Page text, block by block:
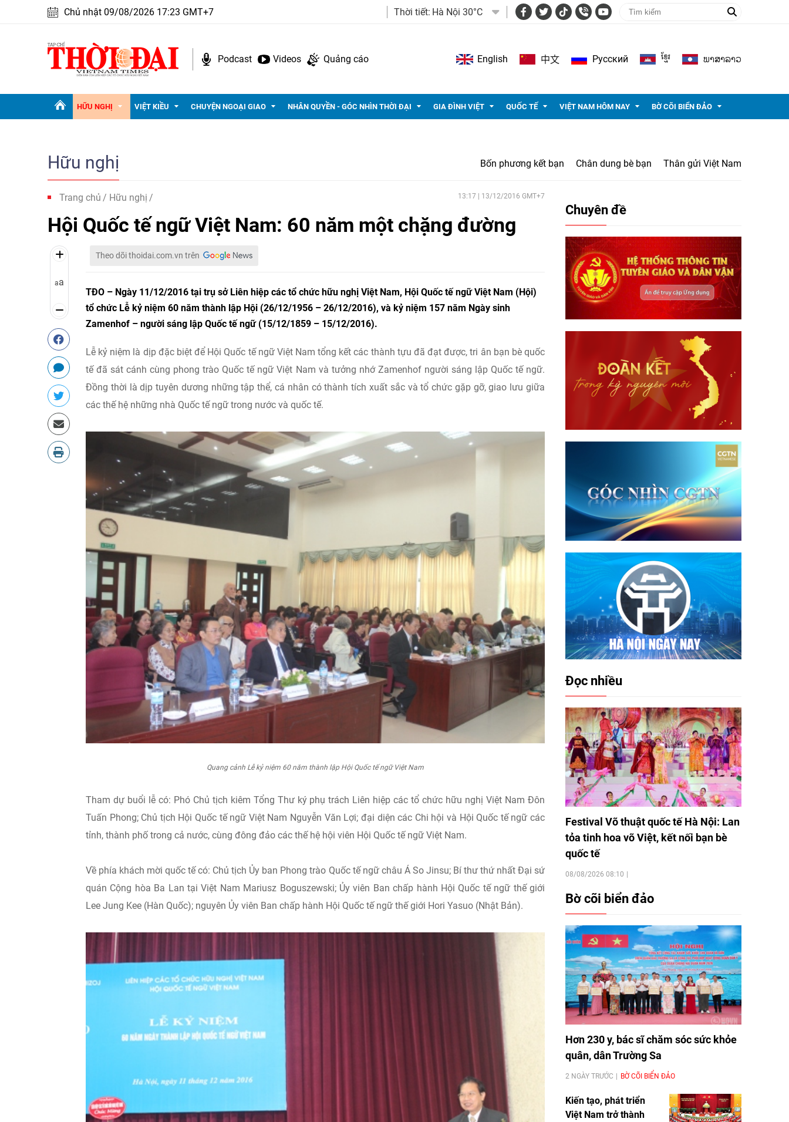
Chủ nhật 09/08/2026 17:23 GMT+7 Thời tiết: Hà Nội 30°C
Podcast Videos Quảng cáo English 中文 Pусский ខ្មែរ ພາ​ສາ​ລາວ
HỮU NGHỊ VIỆT KIỀU CHUYỆN NGOẠI GIAO NHÂN QUYỀN - GÓC NHÌN THỜI ĐẠI GIA ĐÌNH VIỆT QUỐC TẾ VIỆT NAM HÔM NAY BỜ CÕI BIỂN ĐẢO
Hữu nghị Bốn phương kết bạn Chân dung bè bạn Thân gửi Việt Nam
Trang chủ Hữu nghị 13:17 | 13/12/2016 GMT+7
Hội Quốc tế ngữ Việt Nam: 60 năm một chặng đường
aa
Theo dõi thoidai.com.vn trên
TĐO – Ngày 11/12/2016 tại trụ sở Liên hiệp các tổ chức hữu nghị Việt Nam, Hội Quốc tế ngữ Việt Nam (Hội)
tổ chức Lễ kỷ niệm 60 năm thành lập Hội (26/12/1956 – 26/12/2016), và kỷ niệm 157 năm Ngày sinh
Zamenhof – người sáng lập Quốc tế ngữ (15/12/1859 – 15/12/2016).
Lễ kỷ niệm là dịp đặc biệt để Hội Quốc tế ngữ Việt Nam tổng kết các thành tựu đã đạt được, tri ân bạn bè quốc
tế đã sát cánh cùng phong trào Quốc tế ngữ Việt Nam và tưởng nhớ Zamenhof người sáng lập Quốc tế ngữ.
Đồng thời là dịp tuyên dương những tập thể, cá nhân có thành tích xuất sắc và tổ chức gặp gỡ, giao lưu giữa
các thế hệ những nhà Quốc tế ngữ trong nước và quốc tế.
Quang cảnh Lễ kỷ niệm 60 năm thành lập Hội Quốc tế ngữ Việt Nam
Tham dự buổi lễ có: Phó Chủ tịch kiêm Tổng Thư ký phụ trách Liên hiệp các tổ chức hữu nghị Việt Nam Đôn
Tuấn Phong; Chủ tịch Hội Quốc tế ngữ Việt Nam Nguyễn Văn Lợi; đại diện các Chi hội và Hội Quốc tế ngữ các
tỉnh, thành phố trong cả nước, cùng đông đảo các thế hệ hội viên Hội Quốc tế ngữ Việt Nam.
Về phía khách mời quốc tế có: Chủ tịch Ủy ban Phong trào Quốc tế ngữ châu Á So Jinsu; Bí thư thứ nhất Đại sứ
quán Cộng hòa Ba Lan tại Việt Nam Mariusz Boguszewski; Ủy viên Ban chấp hành Hội Quốc tế ngữ thế giới
Lee Jung Kee (Hàn Quốc); nguyên Ủy viên Ban chấp hành Hội Quốc tế ngữ thế giới Hori Yasuo (Nhật Bản).
Chuyên đề
Đọc nhiều
Festival Võ thuật quốc tế Hà Nội: Lan
tỏa tinh hoa võ Việt, kết nối bạn bè
quốc tế
08/08/2026 08:10
Bờ cõi biển đảo
Hơn 230 y, bác sĩ chăm sóc sức khỏe
quân, dân Trường Sa
2 NGÀY TRƯỚC BỜ CÕI BIỂN ĐẢO
Kiến tạo, phát triển
Việt Nam trở thành